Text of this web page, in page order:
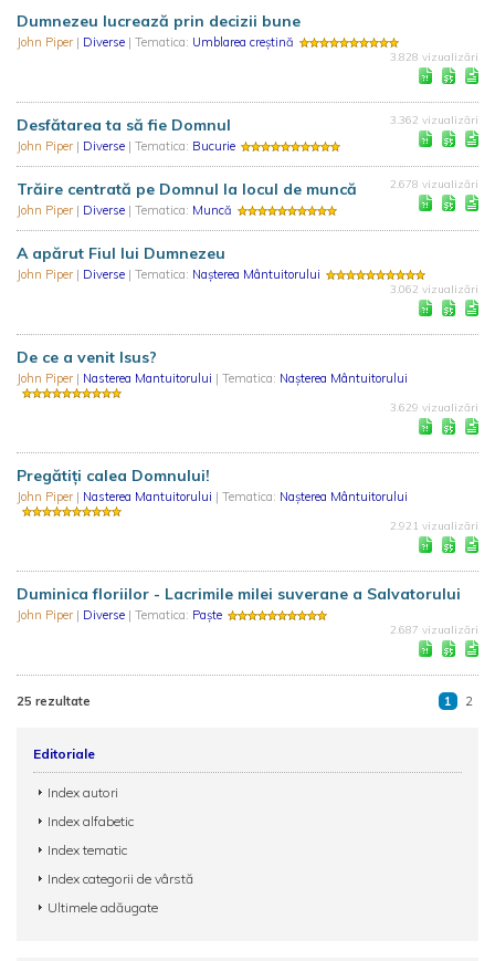
Dumnezeu lucrează prin decizii bune
John Piper | Diverse | Tematica: Umblarea creștină
3.828 vizualizări
Desfătarea ta să fie Domnul
John Piper | Diverse | Tematica: Bucurie
3.362 vizualizări
Trăire centrată pe Domnul la locul de muncă
John Piper | Diverse | Tematica: Muncă
2.678 vizualizări
A apărut Fiul lui Dumnezeu
John Piper | Diverse | Tematica: Nașterea Mântuitorului
3.062 vizualizări
De ce a venit Isus?
John Piper | Nasterea Mantuitorului | Tematica: Nașterea Mântuitorului
3.629 vizualizări
Pregătiți calea Domnului!
John Piper | Nasterea Mantuitorului | Tematica: Nașterea Mântuitorului
2.921 vizualizări
Duminica floriilor - Lacrimile milei suverane a Salvatorului
John Piper | Diverse | Tematica: Paște
2.687 vizualizări
25 rezultate 1 2
Editoriale
Index autori
Index alfabetic
Index tematic
Index categorii de vârstă
Ultimele adăugate